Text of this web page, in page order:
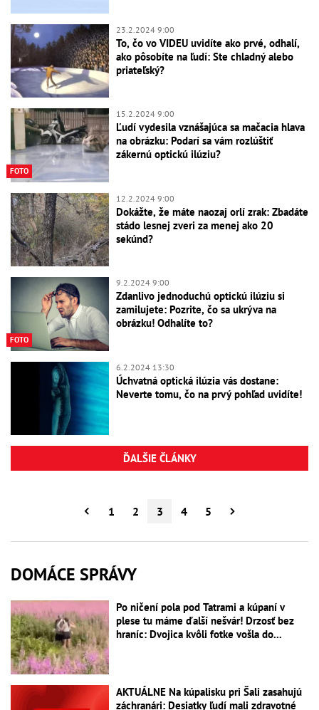
23.2.2024 9:00
To, čo vo VIDEU uvidíte ako prvé, odhalí,
ako pôsobíte na ľudí: Ste chladný alebo
priateľský?
FOTO
15.2.2024 9:00
Ľudí vydesila vznášajúca sa mačacia hlava
na obrázku: Podarí sa vám rozlúštiť
zákernú optickú ilúziu?
12.2.2024 9:00
Dokážte, že máte naozaj orlí zrak: Zbadáte
stádo lesnej zveri za menej ako 20
sekúnd?
FOTO
9.2.2024 9:00
Zdanlivo jednoduchú optickú ilúziu si
zamilujete: Pozrite, čo sa ukrýva na
obrázku! Odhalíte to?
6.2.2024 13:30
Úchvatná optická ilúzia vás dostane:
Neverte tomu, čo na prvý pohľad uvidíte!
ĎALŠIE ČLÁNKY
1 2 3 4 5
DOMÁCE SPRÁVY
Po ničení pola pod Tatrami a kúpaní v
plese tu máme ďalší nešvár! Drzosť bez
hraníc: Dvojica kvôli fotke vošla do...
AKTUÁLNE Na kúpalisku pri Šali zasahujú
záchranári: Desiatky ľudí mali zdravotné